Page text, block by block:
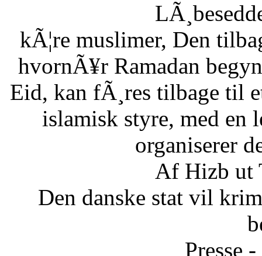
kÃ¦re muslimer, Den
hvornÃ¥r Ramadan
Eid, kan fÃ¸res tilbage til
islamisk styre, med en
organiserer
Af Hizb ut
Den danske stat vil
Presse